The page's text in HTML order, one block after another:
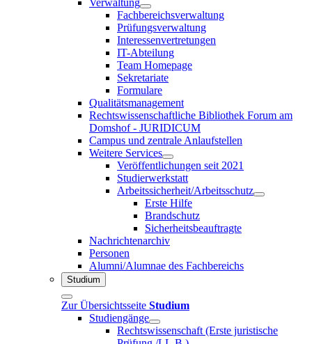
Fachbereichsverwaltung
Prüfungsverwaltung
Interessenvertretungen
IT-Abteilung
Team Homepage
Sekretariate
Formulare
Qualitätsmanagement
Rechtswissenschaftliche Bibliothek Forum am
Domshof - JURIDICUM
Campus und zentrale Anlaufstellen
Weitere Services
Veröffentlichungen seit 2021
Studierwerkstatt
Arbeitssicherheit/Arbeitsschutz
Erste Hilfe
Brandschutz
Sicherheitsbeauftragte
Nachrichtenarchiv
Personen
Alumni/Alumnae des Fachbereichs
Studium
Zur Übersichtsseite Studium
Studiengänge
Rechtswissenschaft (Erste juristische